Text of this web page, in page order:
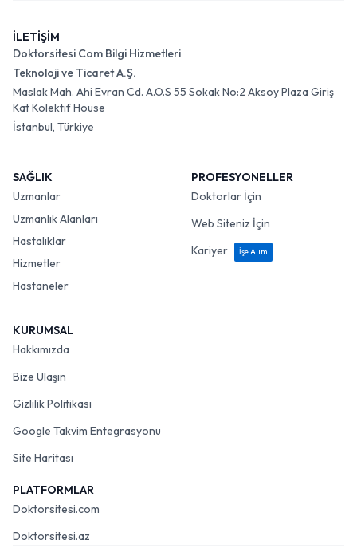
İLETİŞİM
Doktorsitesi Com Bilgi Hizmetleri
Teknoloji ve Ticaret A.Ş.
Maslak Mah. Ahi Evran Cd. A.O.S 55 Sokak No:2 Aksoy Plaza Giriş
Kat Kolektif House
İstanbul, Türkiye
SAĞLIK
Uzmanlar
Uzmanlık Alanları
Hastalıklar
Hizmetler
Hastaneler
PROFESYONELLER
Doktorlar İçin
Web Siteniz İçin
Kariyer
İşe Alım
KURUMSAL
Hakkımızda
Bize Ulaşın
Gizlilik Politikası
Google Takvim Entegrasyonu
Site Haritası
PLATFORMLAR
Doktorsitesi.com
Doktorsitesi.az